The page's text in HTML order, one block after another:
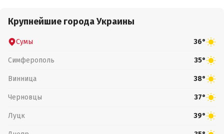
Крупнейшие города Украины
Сумы 36°
Симферополь 35°
Винница 38°
Черновцы 37°
Луцк 39°